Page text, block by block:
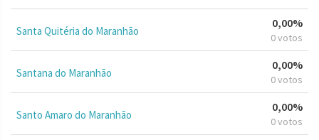
Santa Quitéria do Maranhão
0,00%
0 votos
Santana do Maranhão
0,00%
0 votos
Santo Amaro do Maranhão
0,00%
0 votos